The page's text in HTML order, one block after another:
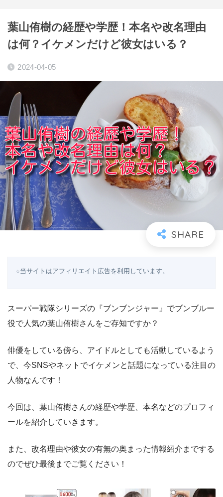
葉山侑樹の経歴や学歴！本名や改名理由
は何？イケメンだけど彼女はいる？
2024-04-05
☆当サイトはアフィリエイト広告を利用しています。
スーパー戦隊シリーズの『ブンブンジャー』でブンブルー
役で人気の葉山侑樹さんをご存知ですか？
俳優をしている傍ら、アイドルとしても活動しているよう
で、今SNSやネットでイケメンと話題になっている注目の
人物なんです！
今回は、葉山侑樹さんの経歴や学歴、本名などのプロフィ
ールを紹介していきます。
また、改名理由や彼女の有無の奥まった情報紹介までする
のでぜひ最後までご覧ください！